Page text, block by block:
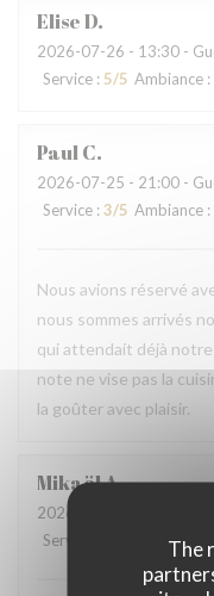
The
EliseD
2026-07-26 - 13:30 -
Service : 5/5 Ambiance :
PaulC
2026-07-25 - 21:00 -
Service : 3/5 Ambiance :
Nous avions réservé
nous sommes arrivés
qui attendait déjà notre
note ne vise pas la
la goûter avec plaisir.
MikaëlA
2026-07-19
Service
Ambiance